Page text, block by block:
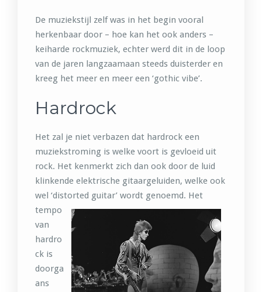
De muziekstijl zelf was in het begin vooral
herkenbaar door – hoe kan het ook anders –
keiharde rockmuziek, echter werd dit in de loop
van de jaren langzaamaan steeds duisterder en
kreeg het meer en meer een ‘gothic vibe’.
Hardrock
Het zal je niet verbazen dat hardrock een
muziekstroming is welke voort is gevloeid uit
rock. Het kenmerkt zich dan ook door de luid
klinkende elektrische gitaargeluiden, welke ook
wel ‘distorted guitar’ wordt genoemd. Het
tempo
van
hardro
ck is
doorga
ans